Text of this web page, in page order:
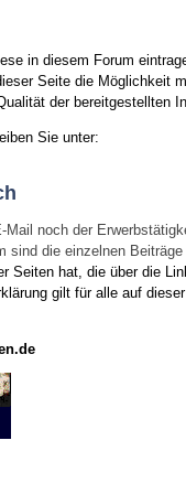
in diesem Forum
Seite die Möglichkeit
der bereitgestellten
Sie unter:
noch der
die einzelnen Beiträge
Seiten hat, die über die
gilt für alle auf